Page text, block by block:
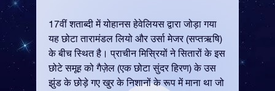
17वीं शताब्दी में योहानस हेवेलियस द्वारा जोड़ा गया
यह छोटा तारामंडल लियो और उर्सा मेजर (सप्तऋषि)
के बीच स्थित है। प्राचीन मिस्रियों ने सितारों के इस
छोटे समूह को गैज़ेल (एक छोटा सुंदर हिरण) के उस
झुंड के छोड़े गए खुर के निशानों के रूप में माना था जो